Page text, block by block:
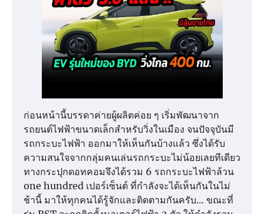
ก่อนหน้านี้บรรดาค่ายผู้ผลิตค่อย ๆ เริ่มพัฒนาจาก
รถยนต์ไฟฟ้าขนาดเล็กสำหรับวิ่งในเมือง จนปัจจุบันมี
รถกระบะไฟฟ้า ออกมาให้เห็นกันบ้างแล้ว ซึ่งได้รับ
ความสนใจจากกลุ่มคนเล่นรถกระบะไม่น้อยเลยทีเดียว
ทางกระปุกดอทคอมจึงได้รวม 6 รถกระบะไฟฟ้าล้วน
one hundred เปอร์เซ็นต์ ที่กำลังจะได้เห็นกันในไม่
ช้านี้ มาให้ทุกคนได้รู้จักและติดตามกันครับ… ขณะที่